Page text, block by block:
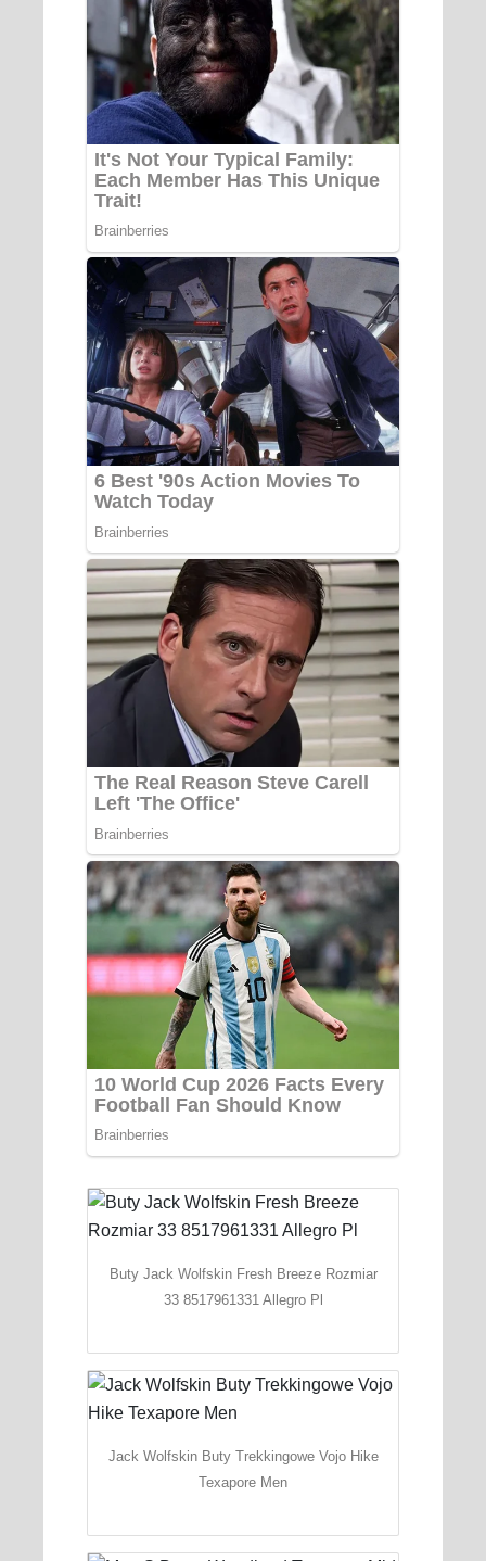
Buty Jack Wolfskin Fresh Breeze Rozmiar
33 8517961331 Allegro Pl
Jack Wolfskin Buty Trekkingowe Vojo Hike
Texapore Men